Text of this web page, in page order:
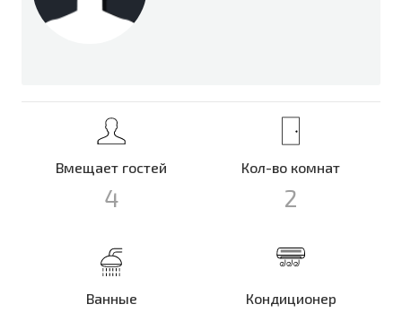
Вмещает гостей
4
Кол-во комнат
2
Ванные Кондиционер